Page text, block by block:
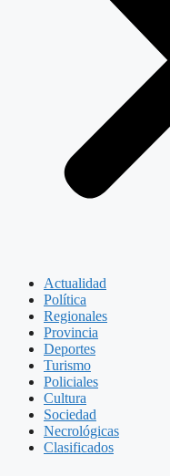
Actualidad
Política
Regionales
Provincia
Deportes
Turismo
Policiales
Cultura
Sociedad
Necrológicas
Clasificados